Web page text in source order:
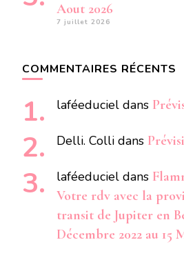
Aout 2026
7 juillet 2026
COMMENTAIRES RÉCENTS
laféeduciel dans
Delli. Colli dans
laféeduciel dans
Votre rdv avec la
transit de Jupiter en
Décembre 2022 au 15